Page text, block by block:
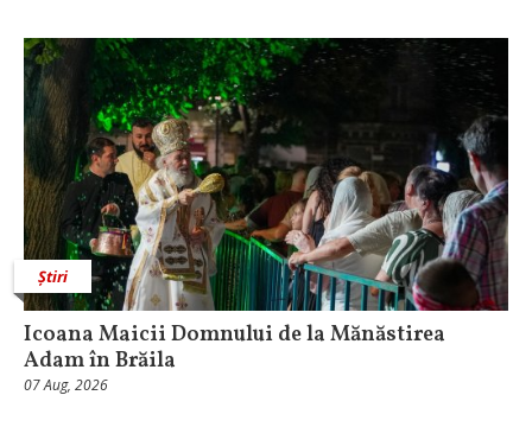
Știri
Icoana Maicii Domnului de la Mănăstirea
Adam în Brăila
07 Aug, 2026